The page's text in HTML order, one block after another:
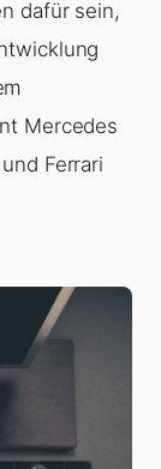
dafür sein,
Mercedes
Ferrari